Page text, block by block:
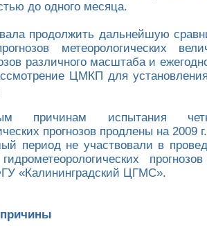
до одного месяца.
продолжить дальнейшую
метеорологических
различного масштаба и
ЦМКП для
причинам испытания
прогнозов продлены на 2009 г.
период не участвовали в
«Калининградский ЦГМС».
причины